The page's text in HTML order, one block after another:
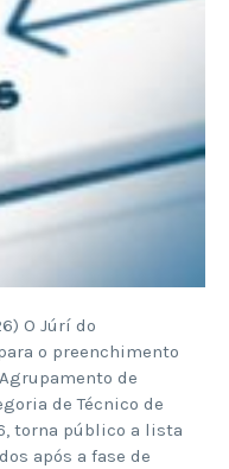
O Júrí do
o preenchimento
de
de Técnico de
torna público a lista
após a fase de